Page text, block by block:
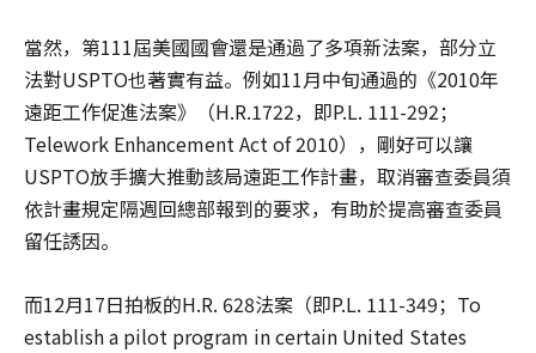
當然，第111屆美國國會還是通過了多項新法案，部分立
法對USPTO也著實有益。例如11月中旬通過的《2010年
遠距工作促進法案》（H.R.1722，即P.L. 111-292；
Telework Enhancement Act of 2010），剛好可以讓
USPTO放手擴大推動該局遠距工作計畫，取消審查委員須
依計畫規定隔週回總部報到的要求，有助於提高審查委員
留任誘因。
而12月17日拍板的H.R. 628法案（即P.L. 111-349；To
establish a pilot program in certain United States